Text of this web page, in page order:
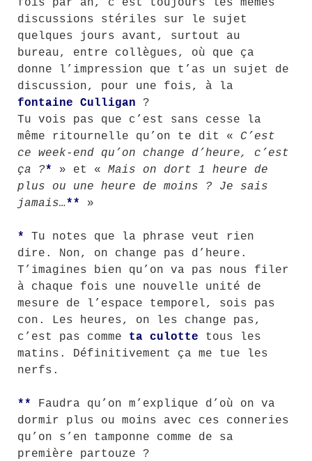
fois par an, c’est toujours les mêmes
discussions stériles sur le sujet
quelques jours avant, surtout au
bureau, entre collègues, où que ça
donne l’impression que t’as un sujet de
discussion, pour une fois, à la
fontaine Culligan ?
Tu vois pas que c’est sans cesse la
même ritournelle qu’on te dit « C’est
ce week-end qu’on change d’heure, c’est
ça ?* » et « Mais on dort 1 heure de
plus ou une heure de moins ? Je sais
jamais…** »
*
Tu notes que la phrase veut rien
dire. Non, on change pas d’heure.
T’imagines bien qu’on va pas nous filer
à chaque fois une nouvelle unité de
mesure de l’espace temporel, sois pas
con. Les heures, on les change pas,
c’est pas comme ta culotte tous les
matins. Définitivement ça me tue les
nerfs.
**
Faudra qu’on m’explique d’où on va
dormir plus ou moins avec ces conneries
qu’on s’en tamponne comme de sa
première partouze ?